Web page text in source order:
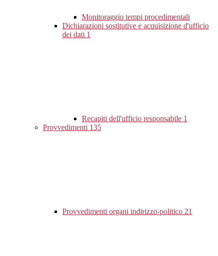
Monitoraggio tempi procedimentali
Dichiarazioni sostitutive e acquisizione d'ufficio
dei dati 1
Recapiti dell'ufficio responsabile 1
Provvedimenti 135
Provvedimenti organi indirizzo-politico 21